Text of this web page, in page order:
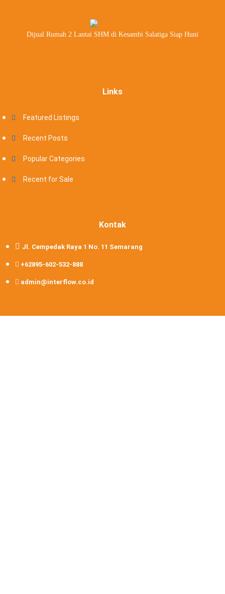
Dijual Rumah 2 Lantai SHM di Kesambi Salatiga Siap Huni
Links
Featured Listings
Recent Posts
Popular Categories
Recent for Sale
Kontak
Jl. Cempedak Raya 1 No. 11 Semarang
+62895-602-532-888
admin@interflow.co.id